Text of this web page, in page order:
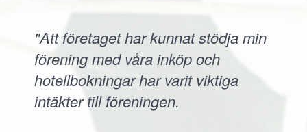
"Att företaget har kunnat stödja min
förening med våra inköp och
hotellbokningar har varit viktiga
intäkter till föreningen.